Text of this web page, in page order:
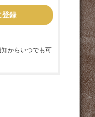
からいつでも可